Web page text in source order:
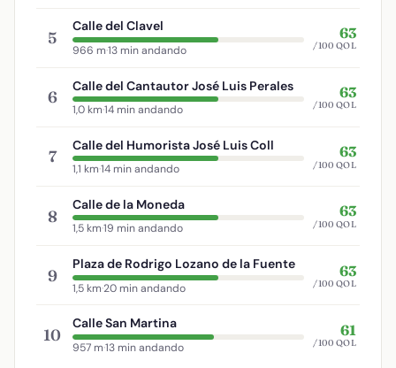
5
Calle del Clavel
966 m·13 min andando
63
/100 QOL
6
Calle del Cantautor José Luis Perales
1,0 km·14 min andando
63
/100 QOL
7
Calle del Humorista José Luis Coll
1,1 km·14 min andando
63
/100 QOL
8
Calle de la Moneda
1,5 km·19 min andando
63
/100 QOL
9
Plaza de Rodrigo Lozano de la Fuente
1,5 km·20 min andando
63
/100 QOL
10
Calle San Martina
957 m·13 min andando
61
/100 QOL